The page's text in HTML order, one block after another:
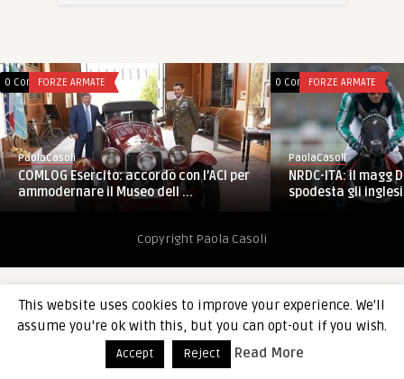
0 CommentsFORZE ARMATE
PaolaCasoli
COMLOG Esercito: accordo con l’ACI per
ammodernare il Museo dell ...
0 CommentsFORZE ARMATE
PaolaCasoli
NRDC-ITA: il magg
spodesta gli inglesi
Copyright Paola Casoli
This website uses cookies to improve your experience. We'll
assume you're ok with this, but you can opt-out if you wish.
Accept Reject Read More